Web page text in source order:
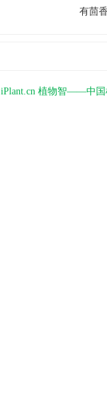
有茴
iPlant.cn 植物智——中国